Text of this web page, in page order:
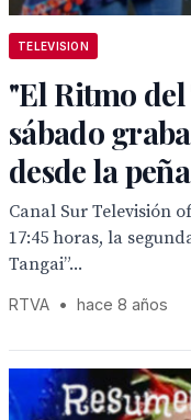
TELEVISION
"El Ritmo
sábado
desde la
Canal Sur Televisión
17:45 horas, la
Tangai”...
RTVA • hace 8 años